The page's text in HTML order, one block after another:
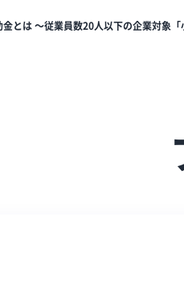
とは ～従業員数20人以下の企業対象